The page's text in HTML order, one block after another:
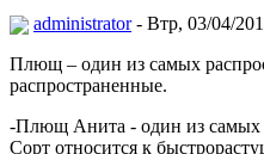
administrator- Втр, 03/04/
Плющ – один из самых
распространенные.
-Плющ Анита - один из самых
Сорт относится к